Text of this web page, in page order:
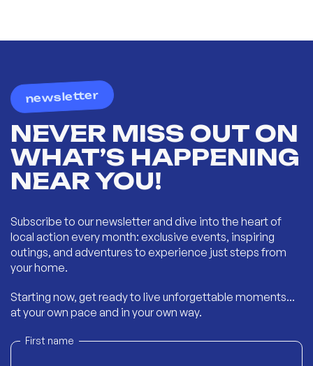
newsletter
NEVER MISS OUT ON
WHAT’S HAPPENING
NEAR YOU!
Subscribe to our newsletter and dive into the heart of
local action every month: exclusive events, inspiring
outings, and adventures to experience just steps from
your home.
Starting now, get ready to live unforgettable moments...
at your own pace and in your own way.
First name